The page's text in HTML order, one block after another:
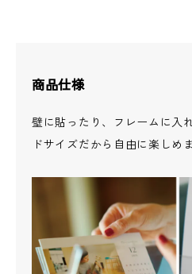
商品仕様
壁に貼ったり、フレームに入
ドサイズだから自由に楽しめま